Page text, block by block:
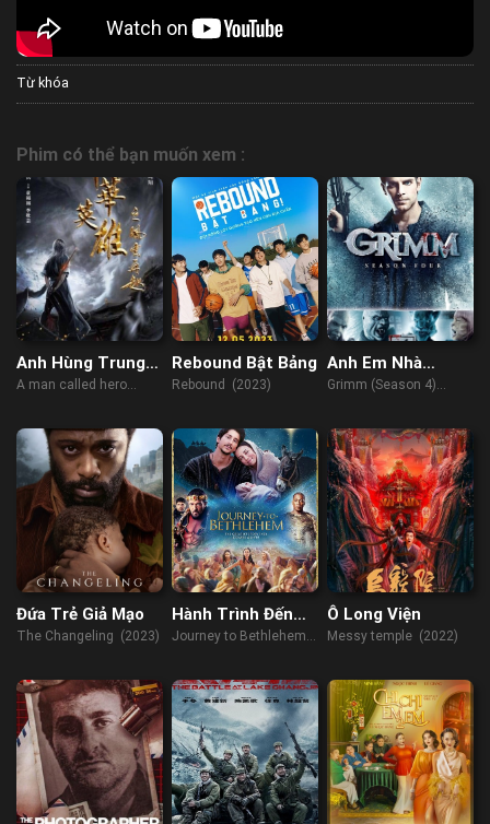
Từ khóa
Phim có thể bạn muốn xem :
Anh Hùng Trung
Hoa: Phong Vân
A man called hero
Rebound Bật Bảng
Rebound (2023)
Anh Em Nhà
Grimm (Phần 4)
Grimm (Season 4)
Đứa Trẻ Giả Mạo
The Changeling (2023)
Hành Trình Đến
Bethlehem
Journey to Bethlehem
Ô Long Viện
Messy temple (2022)